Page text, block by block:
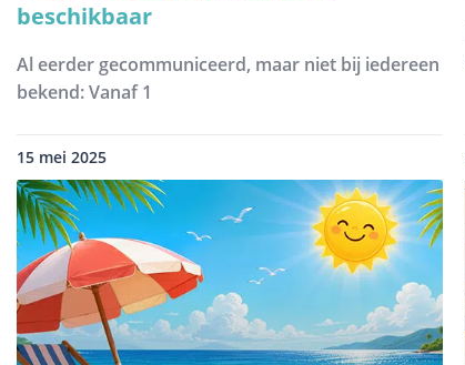
beschikbaar
Al eerder gecommuniceerd, maar niet bij iedereen
bekend: Vanaf 1
15 mei 2025